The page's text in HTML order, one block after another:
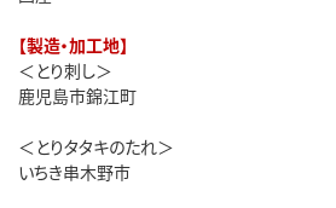
【製造・加工地】
＜とり刺し＞
鹿児島市錦江町
＜とりタタキのたれ＞
いちき串木野市